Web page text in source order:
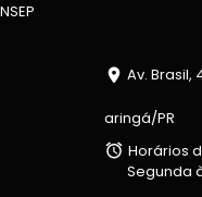
Av. Brasil,
aringá/PR
Horários
Segunda